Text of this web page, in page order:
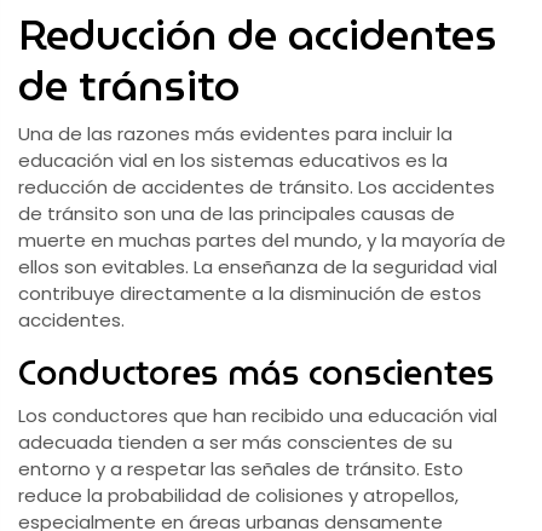
Reducción de accidentes
de tránsito
Una de las razones más evidentes para incluir la
educación vial en los sistemas educativos es la
reducción de accidentes de tránsito. Los accidentes
de tránsito son una de las principales causas de
muerte en muchas partes del mundo, y la mayoría de
ellos son evitables. La enseñanza de la seguridad vial
contribuye directamente a la disminución de estos
accidentes.
Conductores más conscientes
Los conductores que han recibido una educación vial
adecuada tienden a ser más conscientes de su
entorno y a respetar las señales de tránsito. Esto
reduce la probabilidad de colisiones y atropellos,
especialmente en áreas urbanas densamente